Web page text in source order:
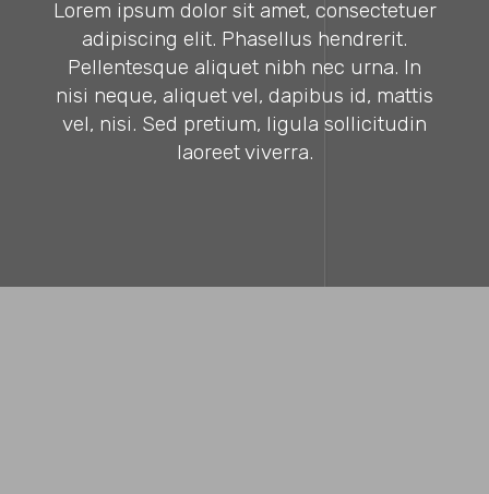
Lorem ipsum dolor sit amet, consectetuer
adipiscing elit. Phasellus hendrerit.
Pellentesque aliquet nibh nec urna. In
nisi neque, aliquet vel, dapibus id, mattis
vel, nisi. Sed pretium, ligula sollicitudin
laoreet viverra.